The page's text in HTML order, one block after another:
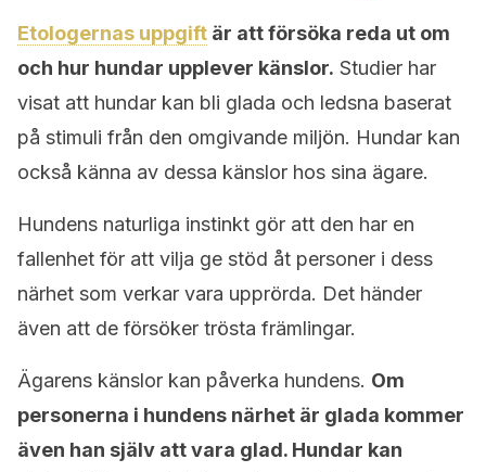
Etologernas uppgift är att försöka reda ut om
och hur hundar upplever känslor. Studier har
visat att hundar kan bli glada och ledsna baserat
på stimuli från den omgivande miljön. Hundar kan
också känna av dessa känslor hos sina ägare.
Hundens naturliga instinkt gör att den har en
fallenhet för att vilja ge stöd åt personer i dess
närhet som verkar vara upprörda. Det händer
även att de försöker trösta främlingar.
Ägarens känslor kan påverka hundens. Om
personerna i hundens närhet är glada kommer
även han själv att vara glad. Hundar kan